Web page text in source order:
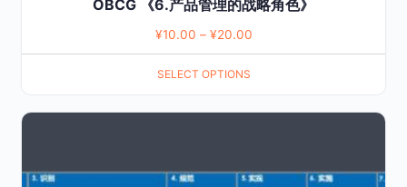
OBCG 《6.产品管理的战略角色》
¥10.00 – ¥20.00
SELECT OPTIONS
This
has